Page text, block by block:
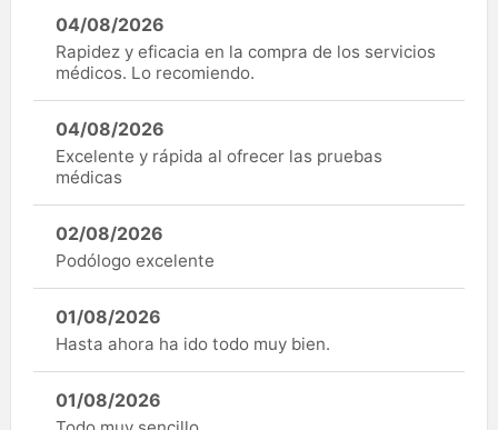
04/08/2026
Rapidez y eficacia en la compra de los servicios
médicos. Lo recomiendo.
04/08/2026
Excelente y rápida al ofrecer las pruebas
médicas
02/08/2026
Podólogo excelente
01/08/2026
Hasta ahora ha ido todo muy bien.
01/08/2026